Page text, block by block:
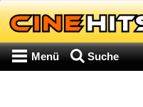
Menü Suche